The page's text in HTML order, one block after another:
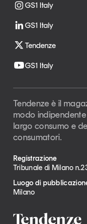
GS1 Italy
GS1 Italy
Tendenze
GS1 Italy
Tendenze è il
modo
largo consumo e
consumatori.
Registrazione
Tribunale di Milano
Luogo di
Milano